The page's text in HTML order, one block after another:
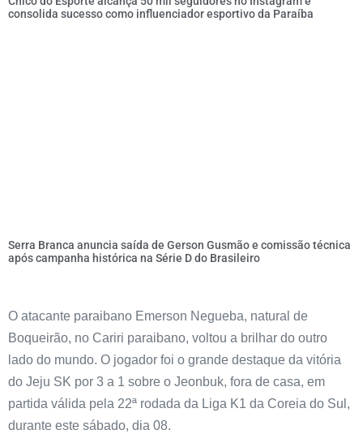
consolida sucesso como influenciador esportivo da Paraíba
Serra Branca anuncia saída de Gerson Gusmão e comissão técnica
após campanha histórica na Série D do Brasileiro
O atacante paraibano Emerson Negueba, natural de
Boqueirão, no Cariri paraibano, voltou a brilhar do outro
lado do mundo. O jogador foi o grande destaque da vitória
do Jeju SK por 3 a 1 sobre o Jeonbuk, fora de casa, em
partida válida pela 22ª rodada da Liga K1 da Coreia do Sul,
durante este sábado, dia 08.